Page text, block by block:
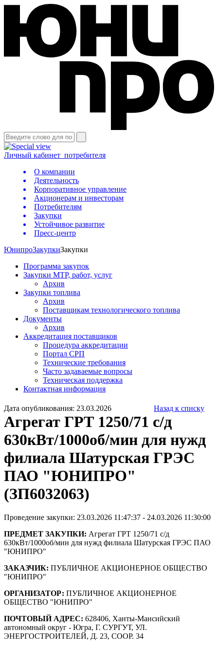
Личный кабинет потребителя
О компании
Деятельность
Корпоративное управление
Акционерам и инвесторам
Потребителям
Закупки
Устойчивое развитие
Пресс-центр
ЮнипроЗакупкиЗакупки
Программа закупок
Закупки МТР, работ, услуг
Архив
Закупки топлива
Архив
Поставщикам технологического топлива
Документы
Архив
Аккредитация поставщиков
Процедура аккредитации
Портал СРП
Технические требования
Часто задаваемые вопросы
Техническая поддержка
Контактная информация
Дата опубликования: 23.03.2026 Назад к списку
Агрегат ГРТ 1250/71 с/д
630кВт/1000об/мин для нужд
филиала Шатурская ГРЭС
ПАО "ЮНИПРО"
(ЗП6032063)
Проведение закупки: 23.03.2026 11:47:37 - 24.03.2026 11:30:00
ПРЕДМЕТ ЗАКУПКИ: Агрегат ГРТ 1250/71 с/д
630кВт/1000об/мин для нужд филиала Шатурская ГРЭС ПАО
"ЮНИПРО"
ЗАКАЗЧИК: ПУБЛИЧНОЕ АКЦИОНЕРНОЕ ОБЩЕСТВО
"ЮНИПРО"
ОРГАНИЗАТОР: ПУБЛИЧНОЕ АКЦИОНЕРНОЕ
ОБЩЕСТВО "ЮНИПРО"
ПОЧТОВЫЙ АДРЕС: 628406, Ханты-Мансийский
автономный округ - Югра, Г. СУРГУТ, УЛ.
ЭНЕРГОСТРОИТЕЛЕЙ, Д. 23, СООР. 34